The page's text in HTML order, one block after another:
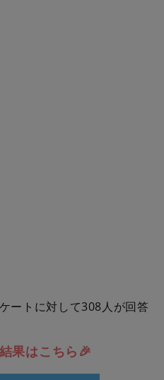
ートに対して308人が回答
果はこちら🎉